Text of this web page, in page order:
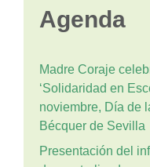
Agenda
Madre Coraje
‘Solidaridad en
noviembre, Día de
Bécquer de Sevilla
Presentación del